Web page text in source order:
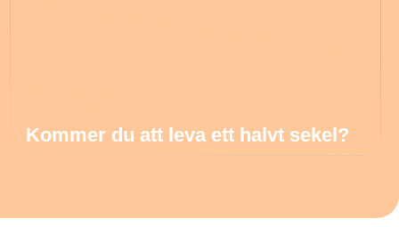
Kommer du att leva ett halvt sekel?